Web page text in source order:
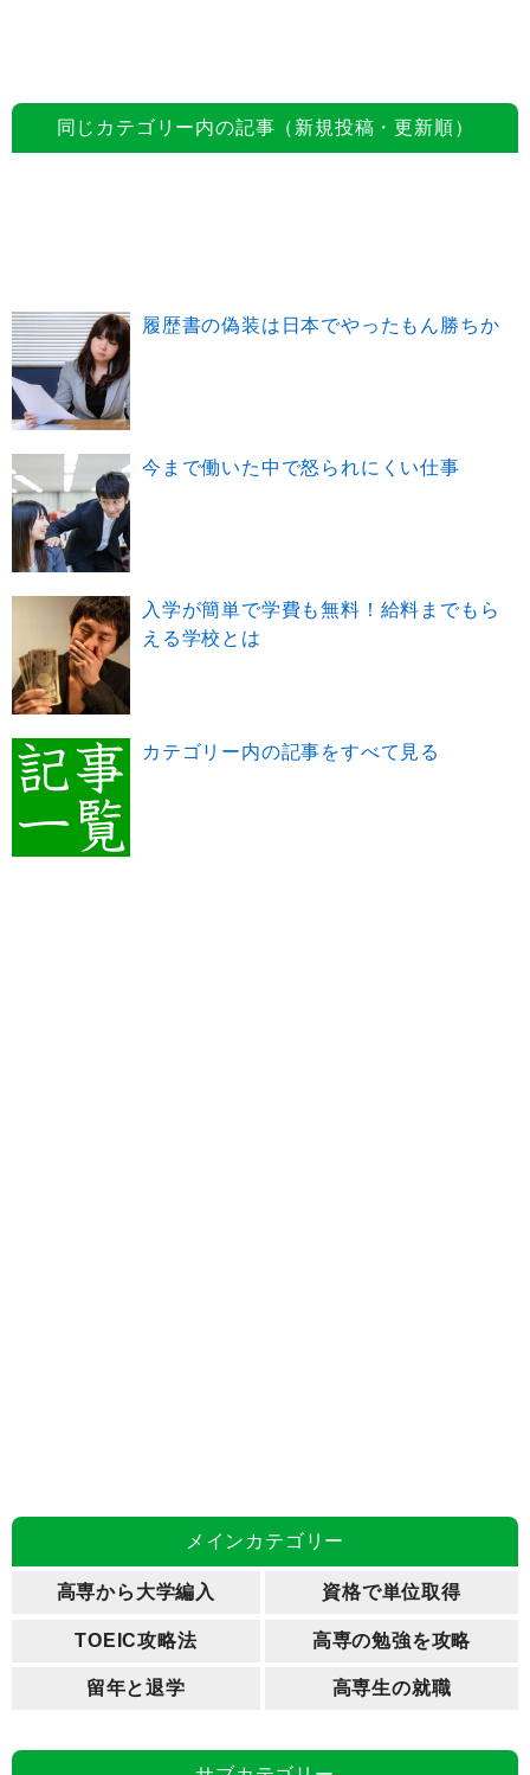
同じカテゴリー内の記事（新規投稿・更新順）
履歴書の偽装は日本でやったもん勝ちか
今まで働いた中で怒られにくい仕事
入学が簡単で学費も無料！給料までもら
える学校とは
カテゴリー内の記事をすべて見る
メインカテゴリー
高専から大学編入 資格で単位取得
TOEIC攻略法 高専の勉強を攻略
留年と退学 高専生の就職